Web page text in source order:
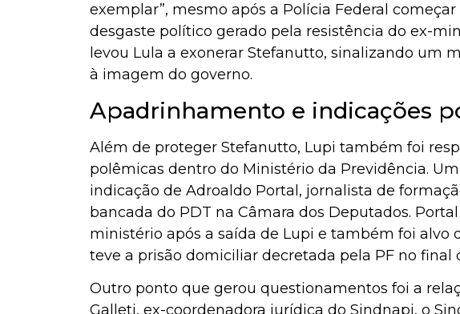
exemplar”, mesmo após a Polícia Federal
desgaste político gerado pela resistência do ex-
levou Lula a exonerar Stefanutto, sinalizando um
à imagem do governo.
Apadrinhamento e indicações
Além de proteger Stefanutto, Lupi também foi
polêmicas dentro do Ministério da Previdência.
indicação de Adroaldo Portal, jornalista de
bancada do PDT na Câmara dos Deputados.
ministério após a saída de Lupi e também foi alvo
teve a prisão domiciliar decretada pela PF no final
Outro ponto que gerou questionamentos foi a
Galleti, ex-coordenadora jurídica do Sindnapi, o